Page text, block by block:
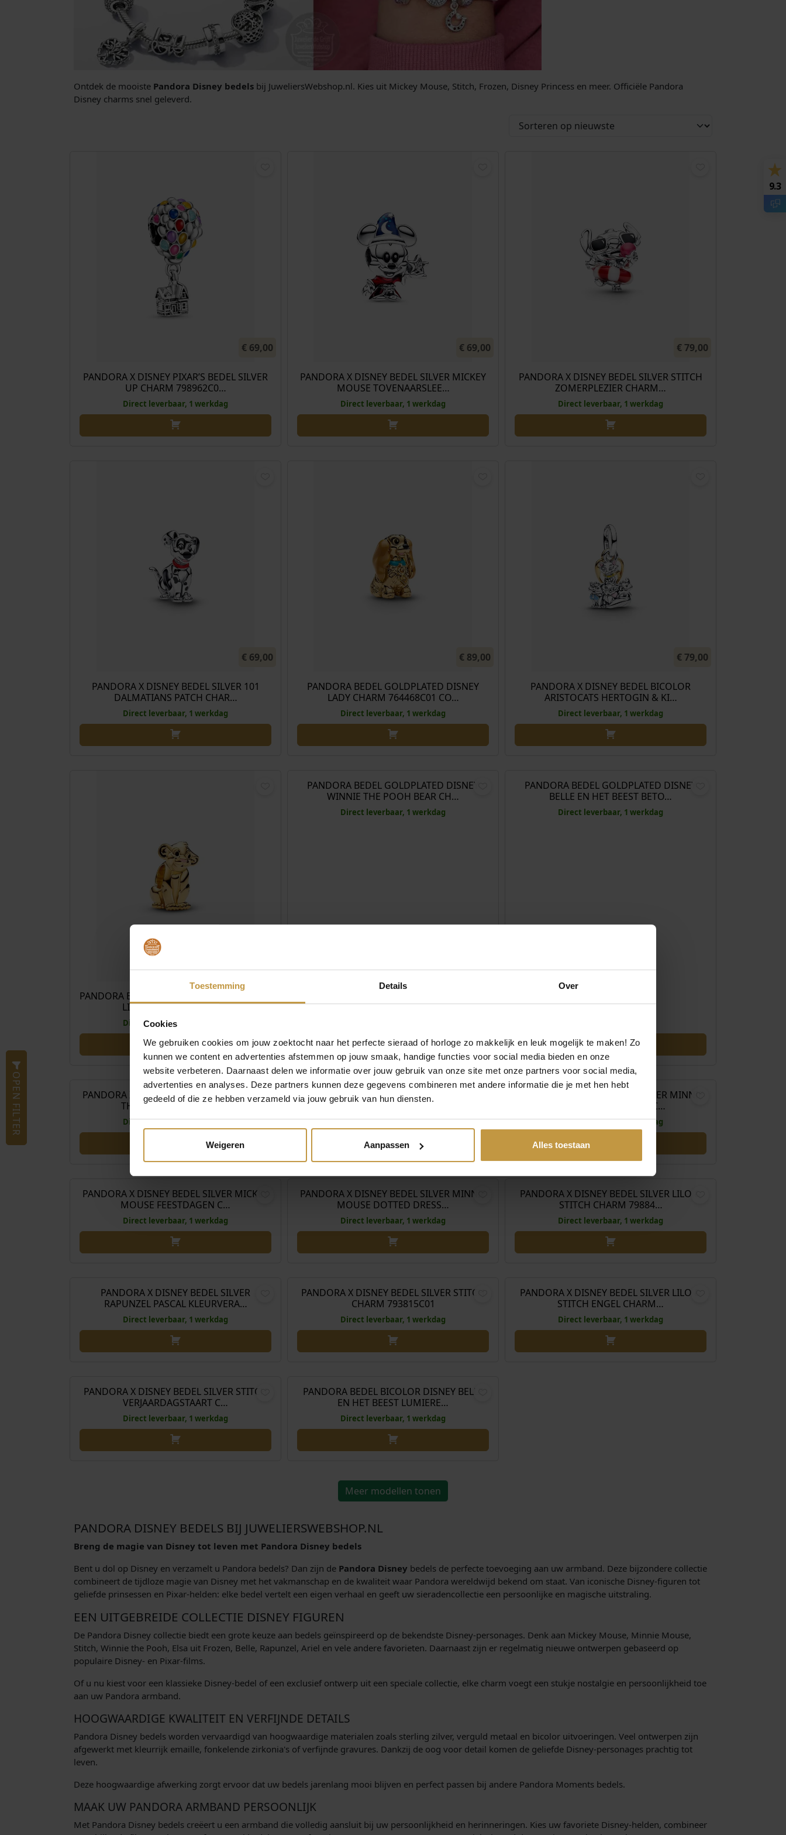
Toestemming Details Over
Cookies
We gebruiken cookies om jouw zoektocht naar het perfecte sieraad of horloge zo makkelijk en leuk mogelijk te maken! Zo
kunnen we content en advertenties afstemmen op jouw smaak, handige functies voor social media bieden en onze
website verbeteren. Daarnaast delen we informatie over jouw gebruik van onze site met onze partners voor social media,
advertenties en analyses. Deze partners kunnen deze gegevens combineren met andere informatie die je met hen hebt
gedeeld of die ze hebben verzameld via jouw gebruik van hun diensten.
Weigeren Aanpassen Alles toestaan
OPEN FILTER
Ontdek de mooiste Pandora Disney bedels bij JuweliersWebshop.nl. Kies uit Mickey Mouse, Stitch, Frozen, Disney Princess en meer. Officiële Pandora
Disney charms snel geleverd.
€ 69,00
PANDORA X DISNEY PIXAR’S BEDEL SILVER
UP CHARM 798962C0…
Direct leverbaar, 1 werkdag
€ 69,00
PANDORA X DISNEY BEDEL SILVER MICKEY
MOUSE TOVENAARSLEE…
Direct leverbaar, 1 werkdag
€ 79,00
PANDORA X DISNEY BEDEL SILVER STITCH
ZOMERPLEZIER CHARM…
Direct leverbaar, 1 werkdag
€ 69,00
PANDORA X DISNEY BEDEL SILVER 101
DALMATIANS PATCH CHAR…
Direct leverbaar, 1 werkdag
€ 89,00
PANDORA BEDEL GOLDPLATED DISNEY
LADY CHARM 764468C01 CO…
Direct leverbaar, 1 werkdag
€ 79,00
PANDORA X DISNEY BEDEL BICOLOR
ARISTOCATS HERTOGIN & KI…
Direct leverbaar, 1 werkdag
PANDORA BEDEL GOLDPLATED DISNEY THE
LION KING SIMBA CHA…
Direct leverbaar, 1 werkdag
PANDORA BEDEL GOLDPLATED DISNEY
WINNIE THE POOH BEAR CH…
Direct leverbaar, 1 werkdag
PANDORA BEDEL GOLDPLATED DISNEY
BELLE EN HET BEEST BETO…
Direct leverbaar, 1 werkdag
€65,00
PANDORA X DISNEY BEDEL SILVER WINNIE
THE POOH CHARM 792…
Direct leverbaar, 1 werkdag
€69,00
PANDORA X DISNEY VILLAINS BEDEL SILVER
HARTENKONINGIN C…
Direct leverbaar, 1 werkdag
PANDORA X DISNEY BEDEL SILVER MINNIE
MOUSE FEESTDAGEN C…
Direct leverbaar, 1 werkdag
€69,00
PANDORA X DISNEY BEDEL SILVER MICKEY
MOUSE FEESTDAGEN C…
Direct leverbaar, 1 werkdag
€69,00
PANDORA X DISNEY BEDEL SILVER MINNIE
MOUSE DOTTED DRESS…
Direct leverbaar, 1 werkdag
PANDORA X DISNEY BEDEL SILVER LILO &
STITCH CHARM 79884…
Direct leverbaar, 1 werkdag
PANDORA X DISNEY BEDEL SILVER
RAPUNZEL PASCAL KLEURVERA…
Direct leverbaar, 1 werkdag
PANDORA X DISNEY BEDEL SILVER STITCH
CHARM 793815C01
Direct leverbaar, 1 werkdag
PANDORA X DISNEY BEDEL SILVER LILO &
STITCH ENGEL CHARM…
Direct leverbaar, 1 werkdag
PANDORA X DISNEY BEDEL SILVER STITCH
VERJAARDAGSTAART C…
Direct leverbaar, 1 werkdag
PANDORA BEDEL BICOLOR DISNEY BELLE
EN HET BEEST LUMIERE…
Direct leverbaar, 1 werkdag
Meer modellen tonen
PANDORA DISNEY BEDELS BIJ JUWELIERSWEBSHOP.NL
Breng de magie van Disney tot leven met Pandora Disney bedels
Bent u dol op Disney en verzamelt u Pandora bedels? Dan zijn de Pandora Disney bedels de perfecte toevoeging aan uw armband. Deze bijzondere collectie
combineert de tijdloze magie van Disney met het vakmanschap en de kwaliteit waar Pandora wereldwijd bekend om staat. Van iconische Disney-figuren tot
geliefde prinsessen en Pixar-helden: elke bedel vertelt een eigen verhaal en geeft uw sieradencollectie een persoonlijke en magische uitstraling.
EEN UITGEBREIDE COLLECTIE DISNEY FIGUREN
De Pandora Disney collectie biedt een grote keuze aan bedels geïnspireerd op de bekendste Disney-personages. Denk aan Mickey Mouse, Minnie Mouse,
Stitch, Winnie the Pooh, Elsa uit Frozen, Belle, Rapunzel, Ariel en vele andere favorieten. Daarnaast zijn er regelmatig nieuwe ontwerpen gebaseerd op
populaire Disney- en Pixar-films.
Of u nu kiest voor een klassieke Disney-bedel of een exclusief ontwerp uit een speciale collectie, elke charm voegt een stukje nostalgie en persoonlijkheid toe
aan uw Pandora armband.
HOOGWAARDIGE KWALITEIT EN VERFIJNDE DETAILS
Pandora Disney bedels worden vervaardigd van hoogwaardige materialen zoals sterling zilver, verguld metaal en bicolor uitvoeringen. Veel ontwerpen zijn
afgewerkt met kleurrijk emaille, fonkelende zirkonia's of verfijnde gravures. Dankzij de oog voor detail komen de geliefde Disney-personages prachtig tot
leven.
Deze hoogwaardige afwerking zorgt ervoor dat uw bedels jarenlang mooi blijven en perfect passen bij andere Pandora Moments bedels.
MAAK UW PANDORA ARMBAND PERSOONLIJK
Met Pandora Disney bedels creëert u een armband die volledig aansluit bij uw persoonlijkheid en herinneringen. Kies uw favoriete Disney-helden, combineer
9.3